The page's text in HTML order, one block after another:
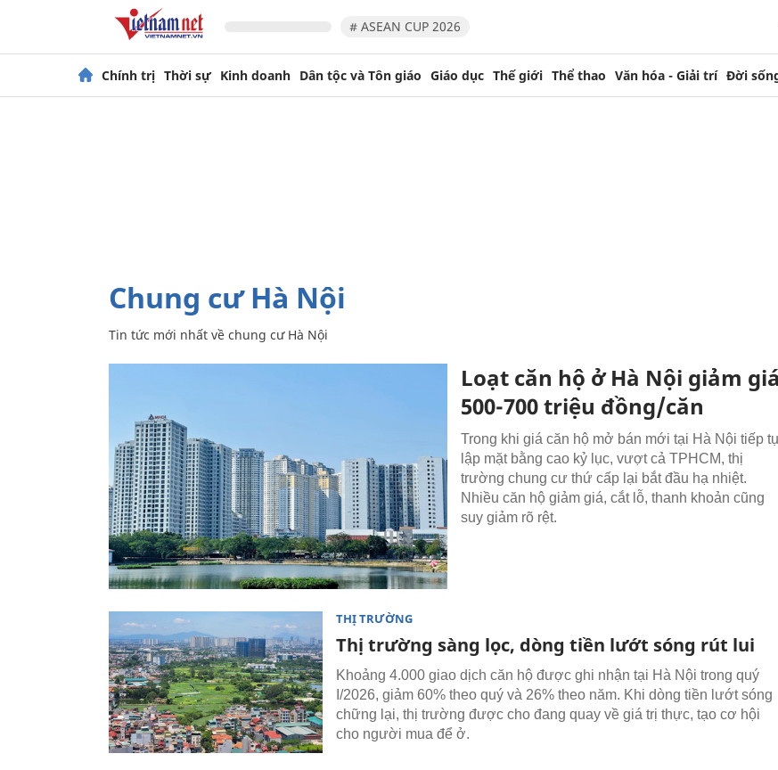
# ASEAN CUP 2026
Chính trị Thời sự Kinh doanh Dân tộc và Tôn giáo Giáo dục Thế giới Thể thao Văn hóa - Giải trí Đời
chung cư Hà Nội
Tin tức mới nhất về chung cư Hà Nội
Loạt căn hộ ở Hà Nội giảm giá
500-700 triệu đồng/căn
Trong khi giá căn hộ mở bán mới tại Hà Nội tiếp
lập mặt bằng cao kỷ lục, vượt cả TPHCM, thị
trường chung cư thứ cấp lại bắt đầu hạ nhiệt.
Nhiều căn hộ giảm giá, cắt lỗ, thanh khoản cũng
suy giảm rõ rệt.
THỊ TRƯỜNG
Thị trường sàng lọc, dòng tiền lướt sóng rút lui
Khoảng 4.000 giao dịch căn hộ được ghi nhận tại Hà Nội trong quý
I/2026, giảm 60% theo quý và 26% theo năm. Khi dòng tiền lướt sóng
chững lại, thị trường được cho đang quay về giá trị thực, tạo cơ hội
cho người mua để ở.